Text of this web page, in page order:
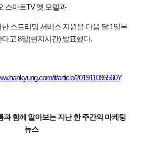
스마트TV 옛 모델과
스트리밍 서비스 지원을 다음 달 1일부
다고 8일(현지시간) 발표했다.
it/article/201911095560Y
과 함께 알아보는 지난 한 주간의 마케팅
뉴스